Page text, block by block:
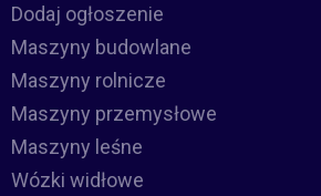
Dodaj ogłoszenie
Maszyny budowlane
Maszyny rolnicze
Maszyny przemysłowe
Maszyny leśne
Wózki widłowe